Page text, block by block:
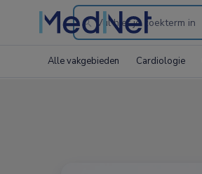
Search
the
Alle vakgebieden Cardiologie